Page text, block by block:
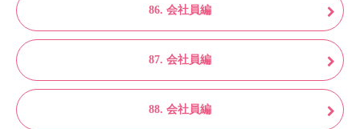
86. 会社員編
87. 会社員編
88. 会社員編